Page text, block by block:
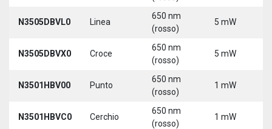
N3505DBVL0 Linea
650 nm
(rosso)
5 mW
N3505DBVX0 Croce
650 nm
(rosso)
5 mW
N3501HBV00 Punto
650 nm
(rosso)
1 mW
N3501HBVC0 Cerchio
650 nm
(rosso)
1 mW